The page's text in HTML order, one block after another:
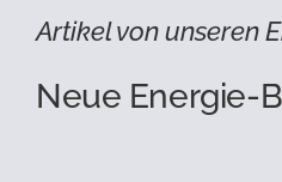
Artikel von unseren
Neue Energie-